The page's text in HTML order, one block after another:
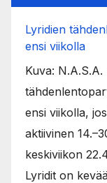
Lyridien
ensi viikolla
Kuva:
ensi viikolla,
aktiivinen
keskiviikon
Lyridit on